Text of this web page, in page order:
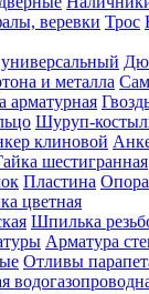
веревки Трос
и металла
арматурная
Шуруп-
клиновой
шестигранная
Пластина Опора
цветная
Шпилька
Арматура
Отливы